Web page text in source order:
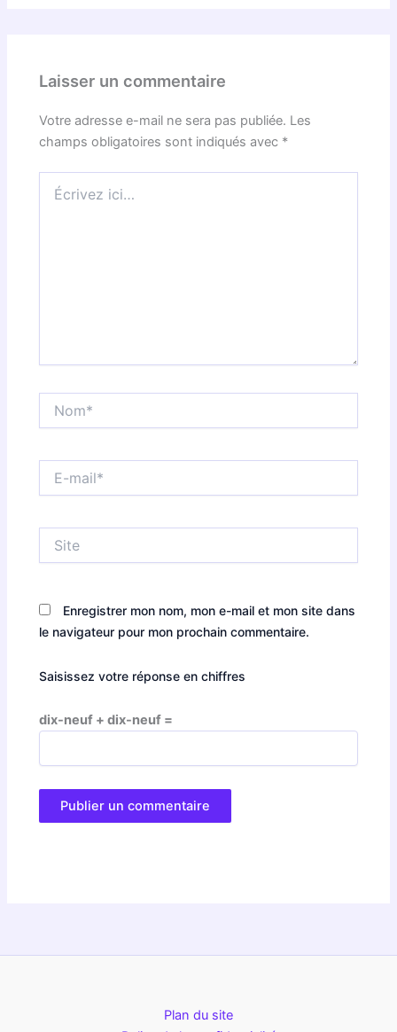
Laisser un commentaire
Votre adresse e-mail ne sera pas publiée. Les
champs obligatoires sont indiqués avec *
ici…
mail*
Enregistrer mon nom, mon e-mail et mon site dans
le navigateur pour mon prochain commentaire.
Saisissez votre réponse en chiffres
dix-neuf + dix-neuf =
Plan du site